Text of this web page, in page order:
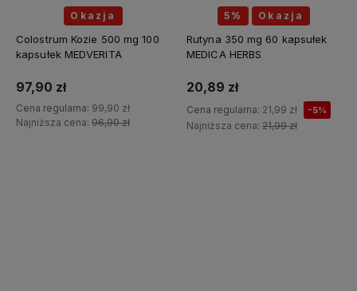
Okazja
Colostrum Kozie 500 mg 100
kapsułek MEDVERITA
97,90 zł
Cena regularna: 99,90 zł
Najniższa cena: 96,90 zł
5% Okazja
Rutyna 350 mg 60 kapsułek
MEDICA HERBS
20,89 zł
Cena regularna: 21,99 zł -5%
Najniższa cena: 21,99 zł